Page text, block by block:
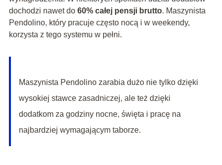
dochodzi nawet do 60% całej pensji brutto. Maszynista
Pendolino, który pracuje często nocą i w weekendy,
korzysta z tego systemu w pełni.
Maszynista Pendolino zarabia dużo nie tylko dzięki
wysokiej stawce zasadniczej, ale też dzięki
dodatkom za godziny nocne, święta i pracę na
najbardziej wymagającym taborze.